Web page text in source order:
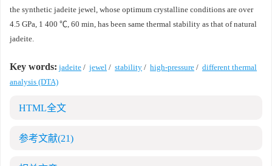
the synthetic jadeite jewel, whose optimum crystalline conditions are over
4.5 GPa, 1 400 ℃, 60 min, has been same thermal stability as that of natural
jadeite.
Key words: jadeite / jewel / stability / high-pressure / different thermal
analysis (DTA)
HTML全文
参考文献(21)